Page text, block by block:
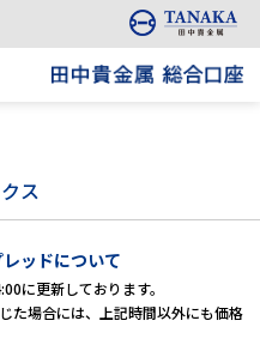
ス
ッドについて
に更新しております。
た場合には、上記時間以外にも価格